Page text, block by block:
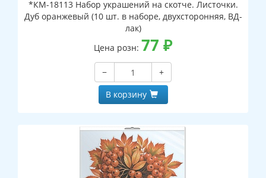
*КМ-18113 Набор украшений на скотче. Листочки.
Дуб оранжевый (10 шт. в наборе, двухсторонняя, ВД-
лак)
Цена розн: 77 ₽
−
+
В корзину